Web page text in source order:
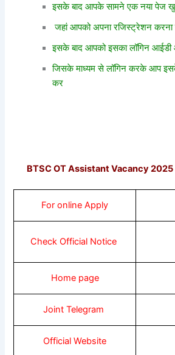
इसके बाद आपके सामने एक नया पेज
जहां आपको अपना रजिस्ट्रेशन करना
इसके बाद आपको इसका लॉगिन आईडी
जिसके माध्यम से लॉगिन करके आप
कर
BTSC OT Assistant Vacancy
For online Apply
Check Official Notice
Home page
Joint Telegram
Official Website